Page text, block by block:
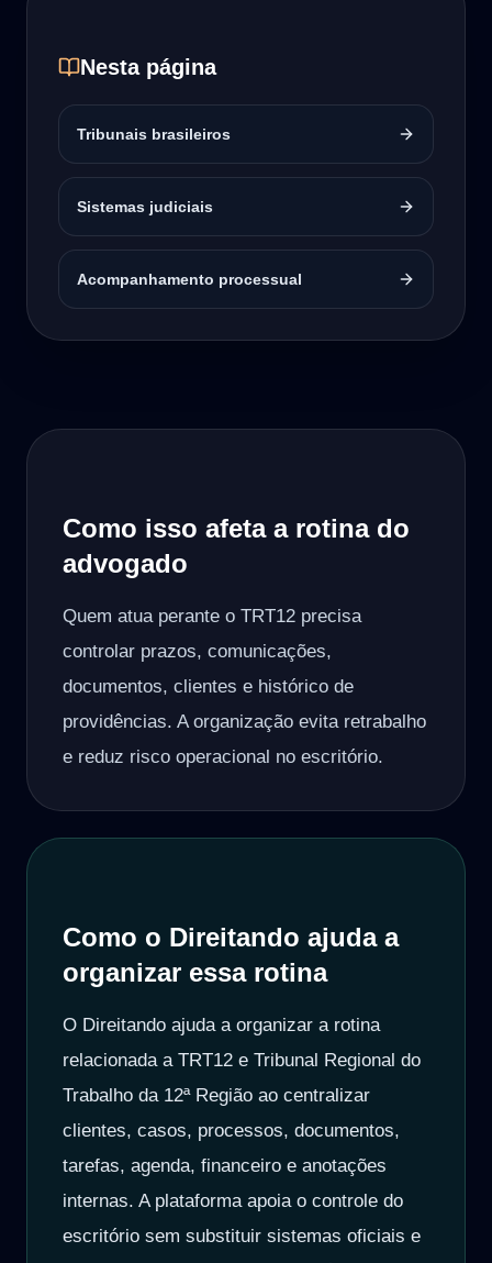
Nesta página
Tribunais brasileiros
Sistemas judiciais
Acompanhamento processual
Como isso afeta a rotina do
advogado
Quem atua perante o TRT12 precisa
controlar prazos, comunicações,
documentos, clientes e histórico de
providências. A organização evita retrabalho
e reduz risco operacional no escritório.
Como o Direitando ajuda a
organizar essa rotina
O Direitando ajuda a organizar a rotina
relacionada a TRT12 e Tribunal Regional do
Trabalho da 12ª Região ao centralizar
clientes, casos, processos, documentos,
tarefas, agenda, financeiro e anotações
internas. A plataforma apoia o controle do
escritório sem substituir sistemas oficiais e